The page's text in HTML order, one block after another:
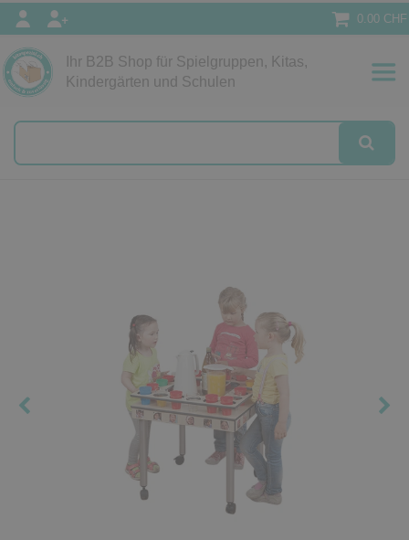
0.00 CHF
Ihr B2B Shop für Spielgruppen, Kitas,
Kindergärten und Schulen
Papeterie